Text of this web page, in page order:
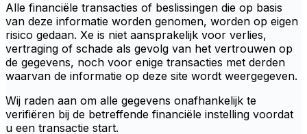
Alle financiële transacties of beslissingen die op basis
van deze informatie worden genomen, worden op eigen
risico gedaan. Xe is niet aansprakelijk voor verlies,
vertraging of schade als gevolg van het vertrouwen op
de gegevens, noch voor enige transacties met derden
waarvan de informatie op deze site wordt weergegeven.
Wij raden aan om alle gegevens onafhankelijk te
verifiëren bij de betreffende financiële instelling voordat
u een transactie start.